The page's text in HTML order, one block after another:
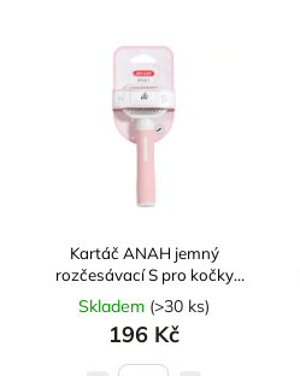
Kartáč ANAH jemný
rozčesávací S pro kočky
Zolux
Skladem (>30 ks)
196 Kč